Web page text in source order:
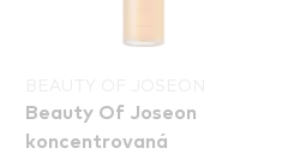
Beauty Of Joseon
koncentrovaná